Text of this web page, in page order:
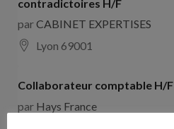
contradictoires H/F
parCABINET EXPERTISES
Lyon 69001
Collaborateur comptable H/F
par Hays France